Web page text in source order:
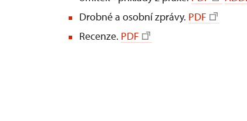
Drobné a osobní zprávy. PDF
Recenze. PDF